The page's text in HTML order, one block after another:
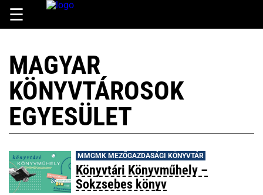
☰
MAGYAR
KÖNYVTÁROSOK
EGYESÜLET
MMGMK MEZŐGAZDASÁGI KÖNYVTÁR
Könyvtári Könyvműhely –
Sokzsebes könyv